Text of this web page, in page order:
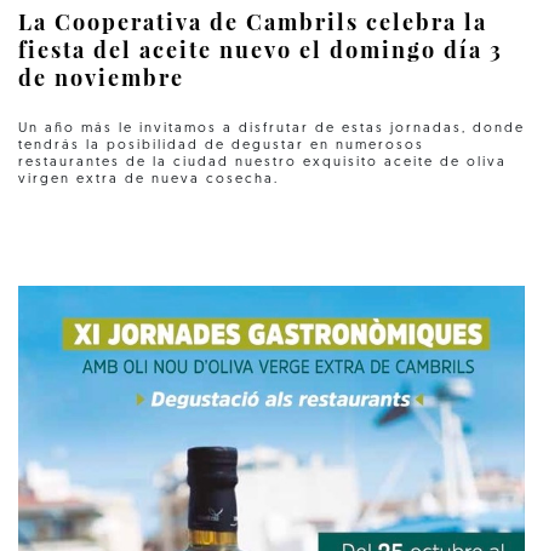
La Cooperativa de Cambrils celebra la
fiesta del aceite nuevo el domingo día 3
de noviembre
Un año más le invitamos a disfrutar de estas jornadas, donde
tendrás la posibilidad de degustar en numerosos
restaurantes de la ciudad nuestro exquisito aceite de oliva
virgen extra de nueva cosecha.